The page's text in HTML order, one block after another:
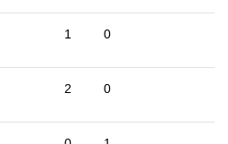
1 0
2 0